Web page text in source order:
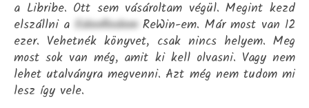
a Libribe. Ott sem vásároltam végül. Megint kezd
elszállni a EdenRedemReWin-em. Már most van 12
ezer. Vehetnék könyvet, csak nincs helyem. Meg
most sok van még, amit ki kell olvasni. Vagy nem
lehet utalványra megvenni. Azt még nem tudom mi
lesz így vele.